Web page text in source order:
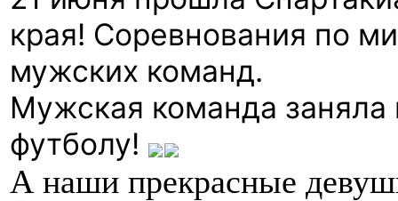
края! Соревнования по
мужских команд.
Мужская команда
футболу!
А наши прекрасные